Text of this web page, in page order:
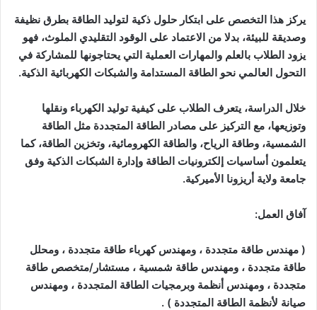
يركز هذا التخصص على ابتكار حلول ذكية لتوليد الطاقة بطرق نظيفة
وصديقة للبيئة، بدلا من الاعتماد على الوقود التقليدي الملوث، فهو
يزود الطلاب بالعلم والمهارات العملية التي يحتاجونها للمشاركة في
التحول العالمي نحو الطاقة المستدامة والشبكات الكهربائية الذكية.
خلال الدراسة، يتعرف الطلاب على كيفية توليد الكهرباء ونقلها
وتوزيعها، مع التركيز على مصادر الطاقة المتجددة مثل الطاقة
الشمسية، وطاقة الرياح، والطاقة الكهرومائية، وتخزين الطاقة، كما
يتعلمون أساسيات إلكترونيات الطاقة وإدارة الشبكات الذكية وفق
جامعة ولاية أريزونا الأميركية.
آفاق العمل:
( مهندس طاقة متجددة ، ومهندس كهرباء طاقة متجددة ، ومحلل
طاقة متجددة ، ومهندس طاقة شمسية ، مستشار/متخصص طاقة
متجددة ، ومهندس أنظمة وبرمجيات الطاقة المتجددة ، ومهندس
صيانة لأنظمة الطاقة المتجددة ) .